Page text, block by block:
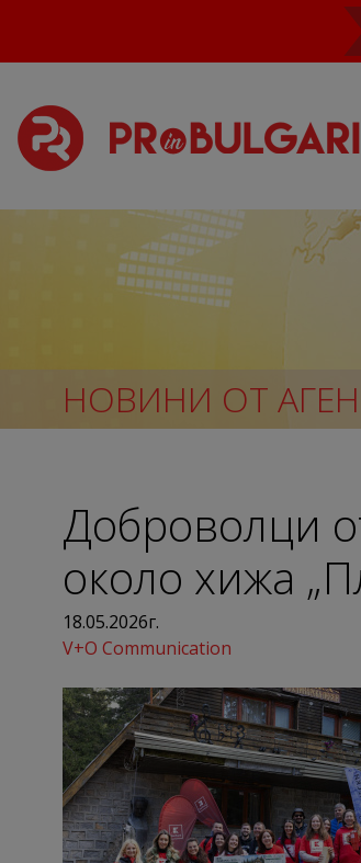
НОВИНИ ОТ
Доброволци
около хижа
18.05.2026г.
V+O Communication